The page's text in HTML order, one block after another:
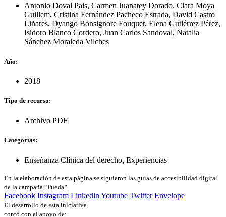
Antonio Doval Pais, Carmen Juanatey Dorado, Clara Moya
Guillem, Cristina Fernández Pacheco Estrada, David Castro
Liñares, Dyango Bonsignore Fouquet, Elena Gutiérrez Pérez,
Isidoro Blanco Cordero, Juan Carlos Sandoval, Natalia
Sánchez Moraleda Vilches
Año:
2018
Tipo de recurso:
Archivo PDF
Categorías:
Enseñanza Clínica del derecho, Experiencias
En la elaboración de esta página se siguieron las guías de accesibilidad digital
de la campaña “Pueda”.
Facebook Instagram Linkedin Youtube Twitter Envelope
El desarrollo de esta iniciativa
contó con el apoyo de: